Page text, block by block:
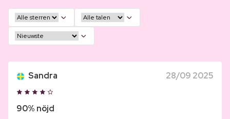
Sandra 28/09 2025
90% nöjd